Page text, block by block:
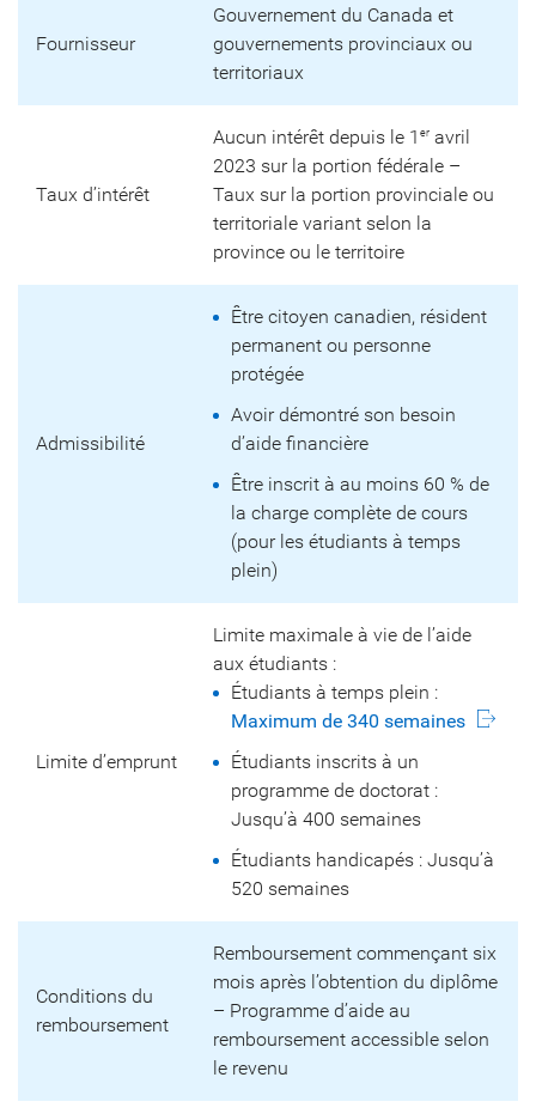
Fournisseur
Gouvernement du Canada et
gouvernements provinciaux ou
territoriaux
Taux d’intérêt
Aucun intérêt depuis le 1 er avril
2023 sur la portion fédérale –
Taux sur la portion provinciale ou
territoriale variant selon la
province ou le territoire
Admissibilité
Être citoyen canadien, résident
permanent ou personne
protégée
Avoir démontré son besoin
d’aide financière
Être inscrit à au moins 60 % de
la charge complète de cours
(pour les étudiants à temps
plein)
Limite d’emprunt
Limite maximale à vie de l’aide
aux étudiants :
Étudiants à temps plein :
Maximum de 340 semaines
Étudiants inscrits à un
programme de doctorat :
Jusqu’à 400 semaines
Étudiants handicapés : Jusqu’à
520 semaines
Conditions du
remboursement
Remboursement commençant six
mois après l’obtention du diplôme
– Programme d’aide au
remboursement accessible selon
le revenu